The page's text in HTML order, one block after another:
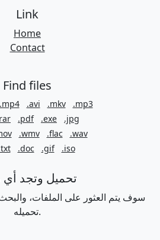
Link
Home
Contact
Find files
.mp4 .avi .mkv
.mp3
.pdf .exe
.jpg
.wmv .flac
.wav
.doc .gif .iso
تحميل وتجد
سوف يتم العثور على الملفات،
تحميله.